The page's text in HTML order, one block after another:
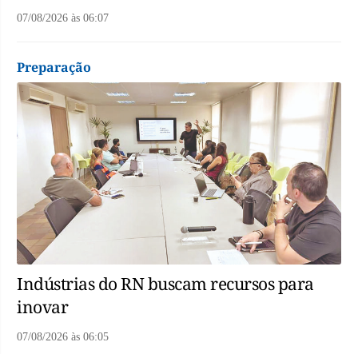
07/08/2026 às 06:07
Preparação
Indústrias do RN buscam recursos para
inovar
07/08/2026 às 06:05